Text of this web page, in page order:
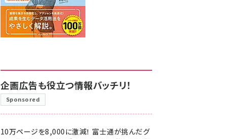
企画広告も役立つ情報バッチリ！
Sponsored
10万ページを8,000に激減！ 富士通が挑んだグ